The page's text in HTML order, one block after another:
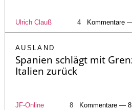
Ulrich Clauß 4 Kommentare
AUSLAND
Spanien schlägt mit
Italien zurück
JF-Online 8 Kommentare —